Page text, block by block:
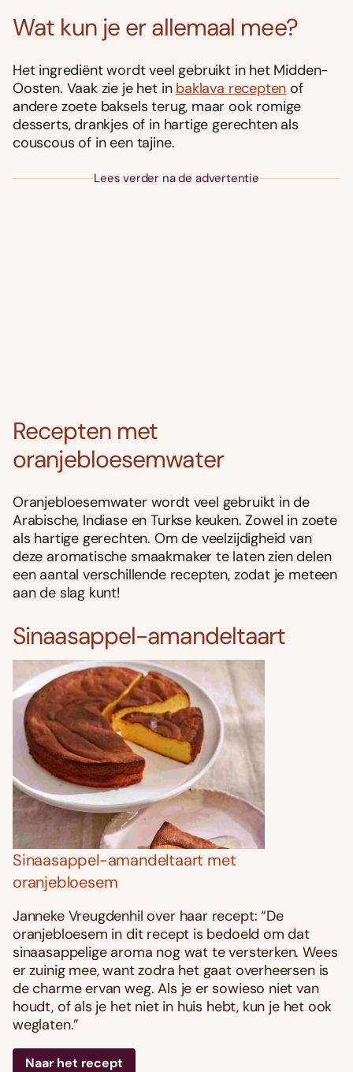
Wat kun je er allemaal mee?
Het ingrediënt wordt veel gebruikt in het Midden-
Oosten. Vaak zie je het in baklava recepten of
andere zoete baksels terug, maar ook romige
desserts, drankjes of in hartige gerechten als
couscous of in een tajine.
Lees verder na de advertentie
Recepten met
oranjebloesemwater
Oranjebloesemwater wordt veel gebruikt in de
Arabische, Indiase en Turkse keuken. Zowel in zoete
als hartige gerechten. Om de veelzijdigheid van
deze aromatische smaakmaker te laten zien delen
een aantal verschillende recepten, zodat je meteen
aan de slag kunt!
Sinaasappel-amandeltaart
Sinaasappel-amandeltaart met
oranjebloesem
Janneke Vreugdenhil over haar recept: “De
oranjebloesem in dit recept is bedoeld om dat
sinaasappelige aroma nog wat te versterken. Wees
er zuinig mee, want zodra het gaat overheersen is
de charme ervan weg. Als je er sowieso niet van
houdt, of als je het niet in huis hebt, kun je het ook
weglaten.”
Naar het recept